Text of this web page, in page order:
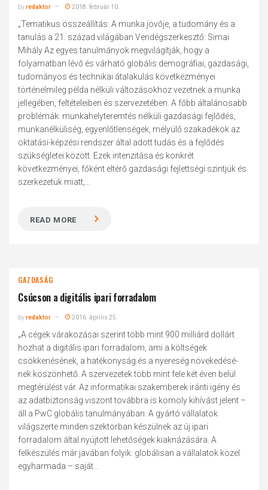
byredaktor 2018. február 10.
„Tematikus összeállítás: A munka jövője, a tudomány és a
tanulás a 21. század világában Vendégszerkesztő: Simai
Mihály Az egyes tanulmányok megvilágítják, hogy a
folyamatban lévő és várható globális demográfiai, gazdasági,
tudományos és technikai átalakulás következményei
történelmileg példa nélküli változásokhoz vezetnek a munka
jellegében, feltételeiben és szervezetében. A főbb általánosabb
problémák: munkahelyteremtés nélküli gazdasági fejlődés,
munkanélküliség, egyenlőtlenségek, mélyülő szakadékok az
oktatási-képzési rendszer által adott tudás és a fejlődés
szükségletei között. Ezek intenzitása és konkrét
következményei, főként eltérő gazdasági fejlettségi szintjük és
szerkezetük miatt,...
READ MORE
GAZDASÁG
Csúcson a digitális ipari forradalom
byredaktor 2016. április 25.
„A cégek várakozásai szerint több mint 900 milliárd dollárt
hozhat a digitális ipari forradalom, ami a költségek
csökkenésének, a hatékonyság és a nyereség növekedésé-
nek köszönhető. A szervezetek több mint fele két éven belül
megtérülést vár. Az informatikai szakemberek iránti igény és
az adatbiztonság viszont továbbra is komoly kihívást jelent –
áll a PwC globális tanulmányában. A gyártó vállalatok
világszerte minden szektorban készülnek az új ipari
forradalom által nyújtott lehetőségek kiaknázására. A
felkészülés már javában folyik: globálisan a vállalatok közel
egyharmada – saját...